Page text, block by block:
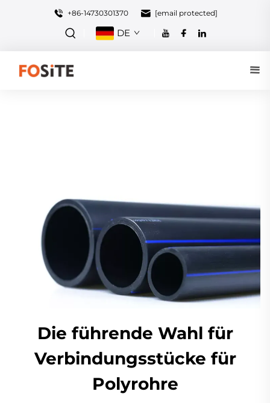
+86-14730301370 [email protected]
DE
Die führende Wahl für
Verbindungsstücke für
Polyrohre